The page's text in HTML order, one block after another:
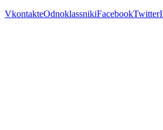
VkontakteOdnoklassnikiFacebookTwitter